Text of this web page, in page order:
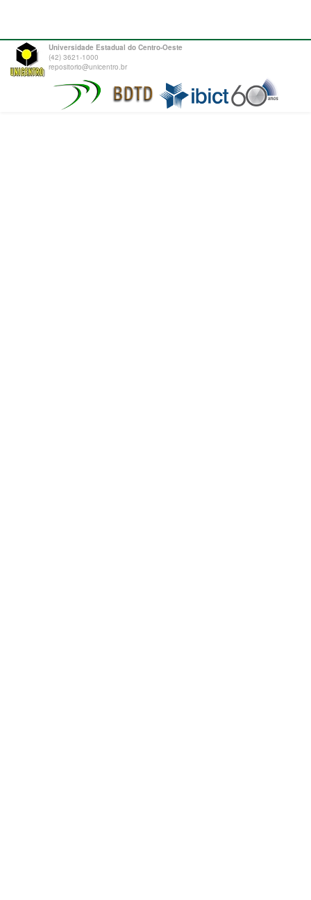
Universidade Estadual do Centro-Oeste
(42) 3621-1000
repositorio@unicentro.br